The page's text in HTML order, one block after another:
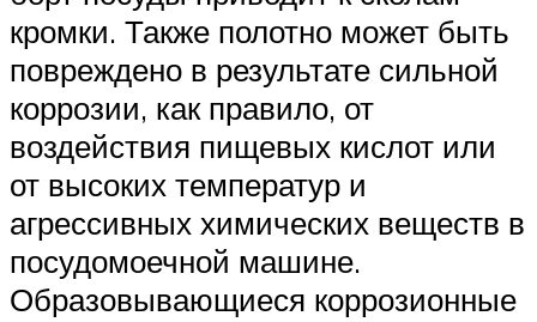
кромки. Также полотно может быть
повреждено в результате сильной
коррозии, как правило, от
воздействия пищевых кислот или
от высоких температур и
агрессивных химических веществ в
посудомоечной машине.
Образовывающиеся коррозионные